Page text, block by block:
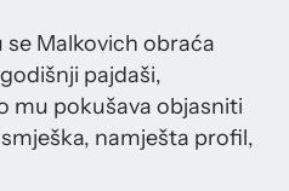
Malkovich obraća
pajdaši,
mu pokušava objasniti
namješta profil,